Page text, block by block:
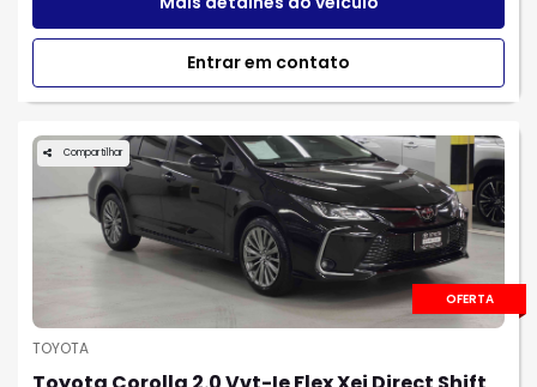
Entrar em contato
OFERTA
Compartilhar
TOYOTA